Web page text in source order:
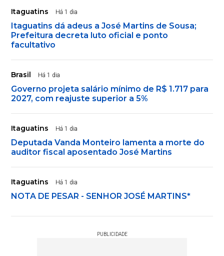
Itaguatins Há 1 dia
Itaguatins dá adeus a José Martins de Sousa;
Prefeitura decreta luto oficial e ponto
facultativo
Brasil Há 1 dia
Governo projeta salário mínimo de R$ 1.717 para
2027, com reajuste superior a 5%
Itaguatins Há 1 dia
Deputada Vanda Monteiro lamenta a morte do
auditor fiscal aposentado José Martins
Itaguatins Há 1 dia
NOTA DE PESAR - SENHOR JOSÉ MARTINS*
PUBLICIDADE